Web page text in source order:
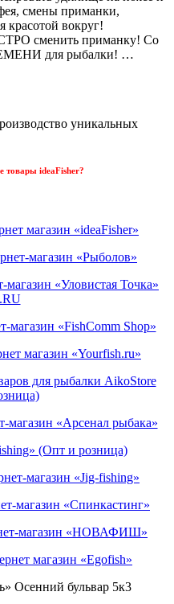
смены приманки,
красотой вокруг!
сменить приманку! Со
для рыбалки! …
уникальных
товары ideaFisher?
магазин «ideaFisher»
магазин «Рыболов»
«Уловистая Точка»
магазин «FishComm Shop»
магазин «Yourfish.ru»
для рыбалки AikoStore
магазин «Арсенал рыбака»
(Опт и розница)
магазин «Jig-fishing»
магазин «Спинкастинг»
магазин «НОВАФИШ»
магазин «Egofish»
Осенний бульвар 5к3